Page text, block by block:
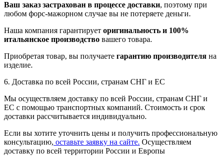
Ваш заказ застрахован в процессе доставки, поэтому при
любом форс-мажорном случае вы не потеряете деньги.
Наша компания гарантирует оригинальность и 100%
итальянское производство вашего товара.
Приобретая товар, вы получаете гарантию производителя на
изделие.
6. Доставка по всей России, странам СНГ и ЕС
Мы осуществляем доставку по всей России, странам СНГ и
ЕС с помощью транспортных компаний. Стоимость и срок
доставки рассчитывается индивидуально.
Если вы хотите уточнить цены и получить профессиональную
консультацию, оставьте заявку на сайте. Осуществляем
доставку по всей территории России и Европы